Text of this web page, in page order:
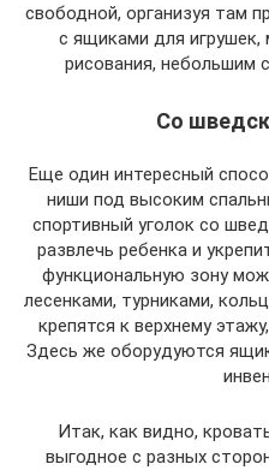
свободной, организуя там
с ящиками для
рисования, небольшим
Со
Еще один интересный
ниши под высоким
спортивный уголок со
развлечь ребенка и
функциональную зону
лесенками, турниками,
крепятся к верхнему
Здесь же оборудуются
Итак, как видно,
выгодное с разных